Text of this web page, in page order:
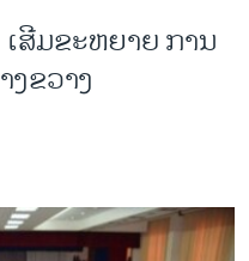
ສີມຂະຫຍາຍ ການ
ຂວາງ